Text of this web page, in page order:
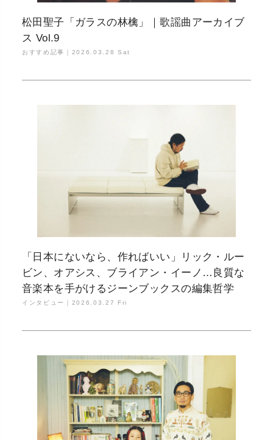
松田聖子「ガラスの林檎」｜歌謡曲アーカイブ
ス Vol.9
おすすめ記事｜ 2026.03.28 Sat
「日本にないなら、作ればいい」リック・ルー
ビン、オアシス、ブライアン・イーノ…良質な
音楽本を手がけるジーンブックスの編集哲学
インタビュー｜ 2026.03.27 Fri